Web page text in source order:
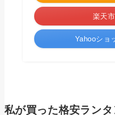
楽天
Yahooショ
私が買った格安ラン